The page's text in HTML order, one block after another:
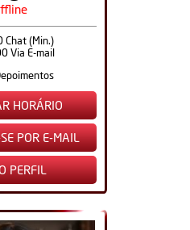
Chat (Min.)
Via E-mail
HORÁRIO
POR E-MAIL
PERFIL